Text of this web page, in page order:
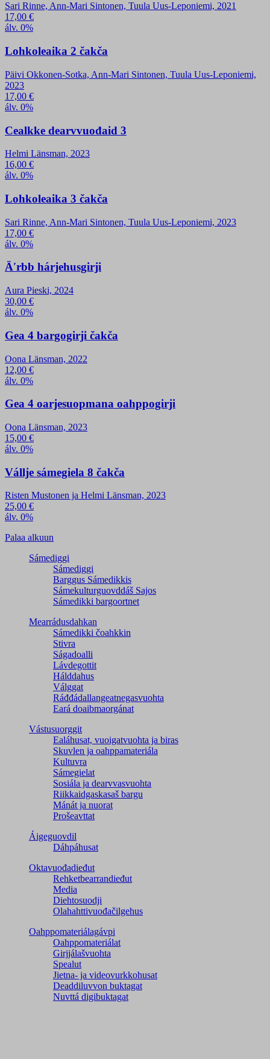
Sari Rinne, Ann-Mari Sintonen, Tuula Uus-Leponiemi, 2021
17,00 €
álv. 0%
Lohkoleaika 2 čakča
Päivi Okkonen-Sotka, Ann-Mari Sintonen, Tuula Uus-Leponiemi,
2023
17,00 €
álv. 0%
Cealkke dearvvuođaid 3
Helmi Länsman, 2023
16,00 €
álv. 0%
Lohkoleaika 3 čakča
Sari Rinne, Ann-Mari Sintonen, Tuula Uus-Leponiemi, 2023
17,00 €
álv. 0%
Äʹrbb hárjehusgirji
Aura Pieski, 2024
30,00 €
álv. 0%
Gea 4 bargogirji čakča
Oona Länsman, 2022
12,00 €
álv. 0%
Gea 4 oarjesuopmana oahppogirji
Oona Länsman, 2023
15,00 €
álv. 0%
Vállje sámegiela 8 čakča
Risten Mustonen ja Helmi Länsman, 2023
25,00 €
álv. 0%
Palaa alkuun
Sámediggi
Sámediggi
Barggus Sámedikkis
Sámekulturguovddáš Sajos
Sámedikki bargoortnet
Mearrádusdahkan
Sámedikki čoahkkin
Stivra
Ságadoalli
Lávdegottit
Hálddahus
Válggat
Ráđđádallangeatnegas­vuohta
Eará doaibmaorgánat
Vástusuorggit
Ealáhusat, vuoigatvuohta ja biras
Skuvlen ja oahppamateriála
Kultuvra
Sámegielat
Sosiála ja dearvvasvuohta
Riikkaidgaskasaš bargu
Mánát ja nuorat
Prošeavttat
Áigeguovdil
Dáhpáhusat
Oktavuođadieđut
Rehketbearrandieđut
Media
Diehtosuodji
Olahahttivuođačilgehus
Oahppomateriálagávpi
Oahppomateriálat
Girjjálašvuohta
Spealut
Jietna- ja videovurkkohusat
Deaddiluvvon buktagat
Nuvttá digibuktagat